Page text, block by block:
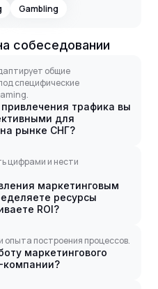
Gambling
собеседовании
общие
специфические
трафика вы
для
рынке СНГ?
цифрами и нести
маркетинговым
ресурсы
ROI?
опыта построения процессов.
маркетингового
компании?